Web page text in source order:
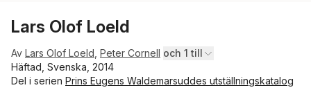
Lars Olof Loeld
Av Lars Olof Loeld Peter Cornell och 1 till
Häftad, Svenska, 2014
Del i serien Prins Eugens Waldemarsuddes utställningskatalog